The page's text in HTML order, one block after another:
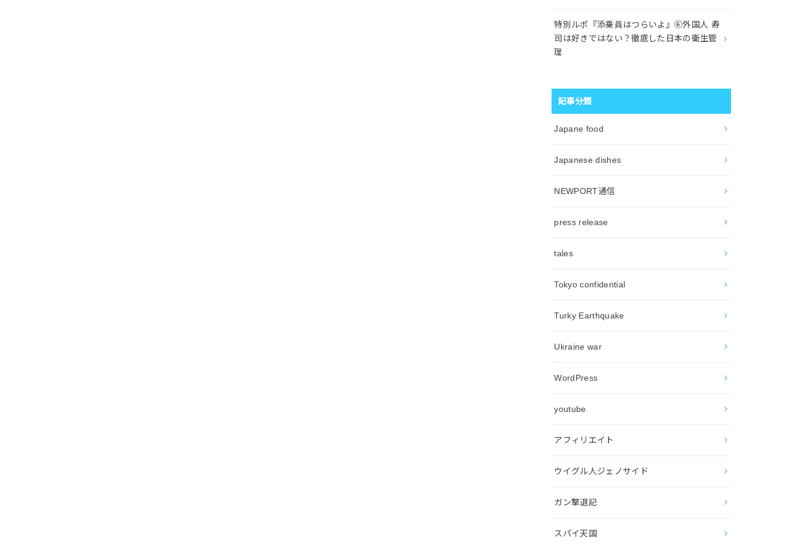
特別ルポ『添乗員はつらいよ』⑥外国人 寿
司は好きではない？徹底した日本の衛生管
理
記事分類
Japane food
Japanese dishes
NEWPORT通信
press release
tales
Tokyo confidential
Turky Earthquake
Ukraine war
WordPress
youtube
アフィリエイト
ウイグル人ジェノサイド
ガン撃退記
スパイ天国